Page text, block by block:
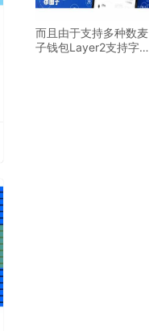
而且由于支持多种数麦
子钱包Layer2支持字货